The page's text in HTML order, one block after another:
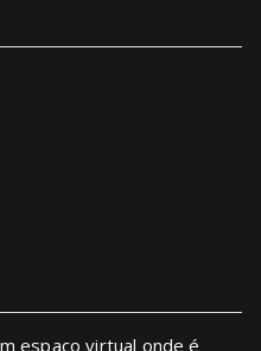
espaço virtual onde é